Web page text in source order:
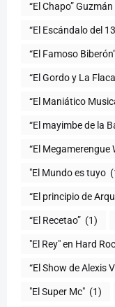
“El Chapo” Guzmán
“El Escándalo del
“El Famoso
“El Gordo y La
“El Maniático
“El mayimbe de la
“El Megamerengue
"El Mundo es tuyo
“El principio de
“El Recetao” (1)
"El Rey" en Hard
“El Show de Alexis
"El Super Mc" (1)